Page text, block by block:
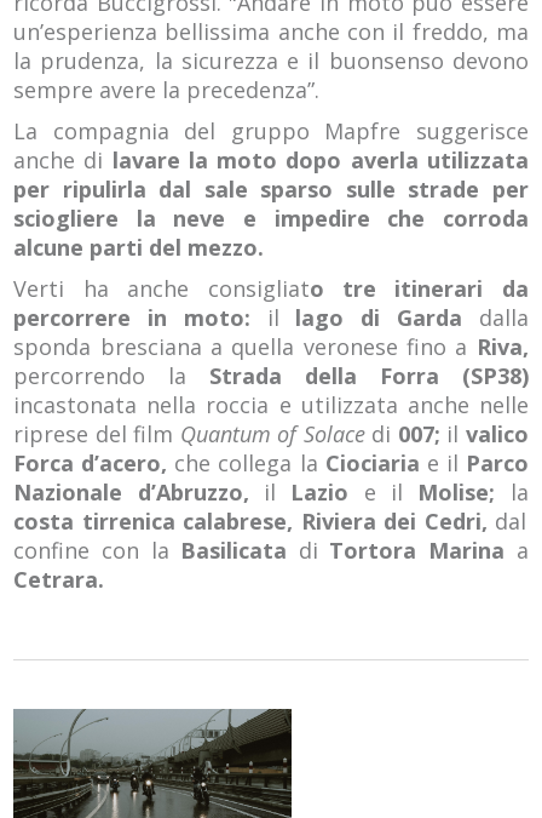
un’esperienza bellissima anche con il freddo, ma
la prudenza, la sicurezza e il buonsenso devono
sempre avere la precedenza”.
La compagnia del gruppo Mapfre suggerisce
anche di lavare la moto dopo averla utilizzata
per ripulirla dal sale sparso sulle strade per
sciogliere la neve e impedire che corroda
alcune parti del mezzo.
Verti ha anche consigliato tre itinerari da
percorrere in moto: il lago di Garda dalla
sponda bresciana a quella veronese fino a Riva,
percorrendo la Strada della Forra (SP38)
incastonata nella roccia e utilizzata anche nelle
riprese del film Quantum of Solacedi 007; il valico
Forca d’acero, che collega la Ciociaria e il Parco
Nazionale d’Abruzzo, il Lazio e il Molise; la
costa tirrenica calabrese, Riviera dei Cedri, dal
confine con la Basilicata di Tortora Marina a
Cetrara.